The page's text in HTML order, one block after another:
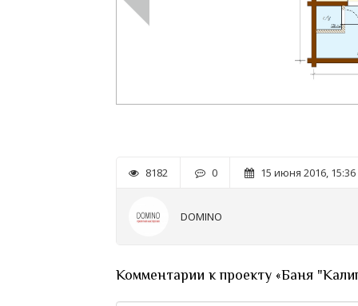
8182 0 15 июня 2016, 15:36
DOMINO
Комментарии к проекту «Баня